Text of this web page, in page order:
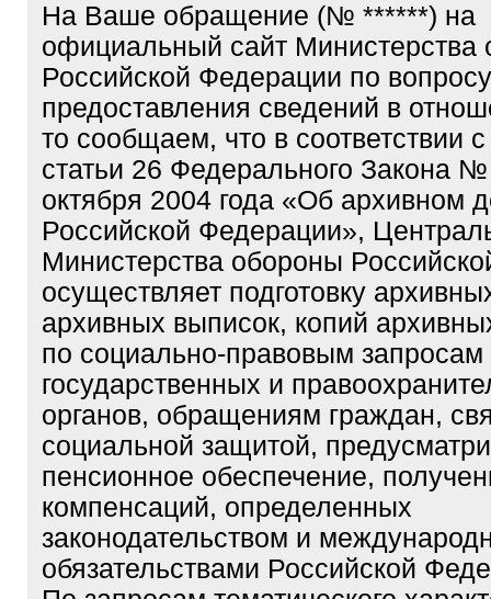
На Ваше обращение (№ ******) на
официальный сайт Министерства
Российской Федерации по вопросу
предоставления сведений в
то сообщаем, что в соответствии
статьи 26 Федерального Закона
октября 2004 года «Об архивном
Российской Федерации»,
Министерства обороны
осуществляет подготовку
архивных выписок, копий
по социально-правовым запросам
государственных и
органов, обращениям граждан,
социальной защитой,
пенсионное обеспечение,
компенсаций, определенных
законодательством и
обязательствами Российской